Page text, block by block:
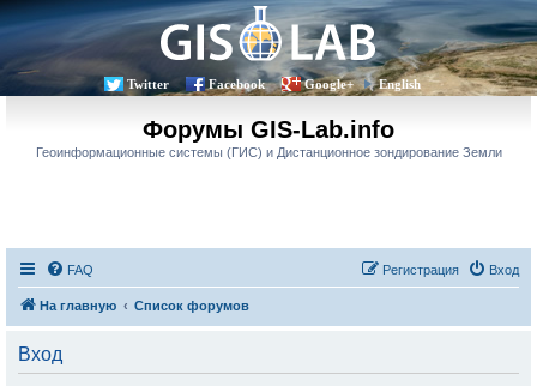
Twitter Facebook Google+ English
Форумы GIS-Lab.info
Геоинформационные системы (ГИС) и Дистанционное зондирование Земли
FAQ Вход
Регистрация
На главную Список форумов
Вход